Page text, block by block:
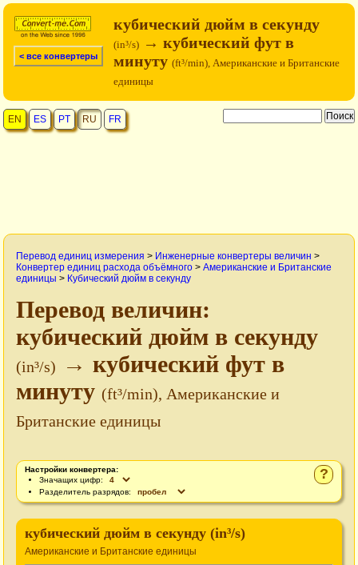
< все конвертеры
кубический дюйм в секунду
(in³/s) → кубический фут в
минуту (ft³/min), Американские и Британские
единицы
EN ES PT RU FR
Перевод единиц измерения > Инженерные конвертеры величин >
Конвертер единиц расхода объёмного > Американские и Британские
единицы > Кубический дюйм в секунду
Перевод величин:
кубический дюйм в секунду
(in³/s)
→ кубический фут в
минуту (ft³/min), Американские и
Британские единицы
?
Настройки конвертера:
Значащих цифр:
Разделитель разрядов:
кубический дюйм в секунду (in³/s)
Американские и Британские единицы